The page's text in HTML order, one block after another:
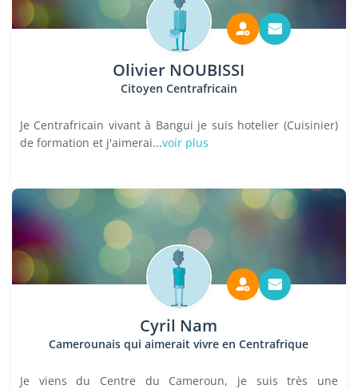
Olivier NOUBISSI
Citoyen Centrafricain
Je Centrafricain vivant à Bangui je suis hotelier (Cuisinier)
de formation et j'aimerai...voir plus
Cyril Nam
Camerounais qui aimerait vivre en Centrafrique
Je viens du Centre du Cameroun, je suis très une